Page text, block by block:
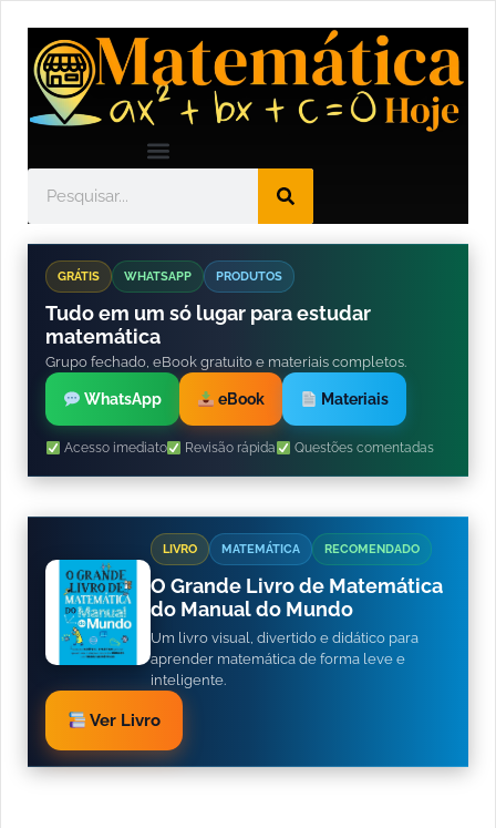
GRÁTIS WHATSAPP PRODUTOS
Tudo em um só lugar para estudar
matemática
Grupo fechado, eBook gratuito e materiais completos.
WhatsApp eBook Materiais
Acesso imediato Revisão rápida Questões comentadas
LIVRO MATEMÁTICA RECOMENDADO
O Grande Livro de Matemática
do Manual do Mundo
Um livro visual, divertido e didático para
aprender matemática de forma leve e
inteligente.
Ver Livro